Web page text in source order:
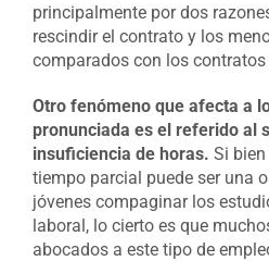
principalmente por dos
rescindir el contrato y los
comparados con los
Otro fenómeno que afecta a
pronunciada es el referido al
insuficiencia de horas. Si
tiempo parcial puede ser una
jóvenes compaginar los
laboral, lo cierto es que
abocados a este tipo de